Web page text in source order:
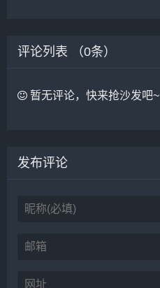
建议可以...
评论列表 （0条）
暂无评论，快来抢沙发吧~
发布评论